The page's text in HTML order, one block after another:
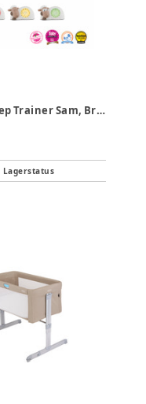
Lampe/Sleep Trainer Sam, Brun
Lagerstatus